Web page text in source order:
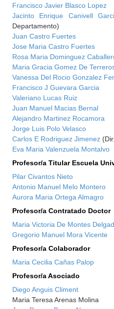
Francisco Javier Blasco Lopez
Jacinto Enrique Canivell
Departamento)
Juan Castro Fuertes
Jose Maria Castro Fuertes
Rosa Maria Dominguez
Maria Gracia Gomez De
Vanessa Del Rocio Gonzalez
Francisco J Guevara Garcia
Valeriano Lucas Ruiz
Juan Manuel Macias Bernal
Alejandro Martinez Rocamora
Jorge Luis Polo Velasco
Carlos E Rodriguez Jimenez
Eva Maria Valenzuela Montalvo
Profesor/a Titular Escuela
Pilar Civantos Nieto
Antonio Manuel Melo Montero
Aurora Maria Ortega Almagro
Profesor/a Contratado Doctor
Maria Victoria De Montes
Gregorio Manuel Mora Vicente
Profesor/a Colaborador
Maria Cecilia Cañas Palop
Profesor/a Asociado
Diego Anguis Climent
Maria Teresa Arenas Molina